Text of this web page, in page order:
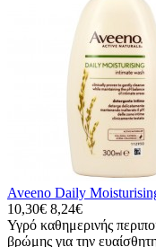
Aveeno Daily
10,30€ 8,24€
Υγρό καθημερινής
βρώμης για την